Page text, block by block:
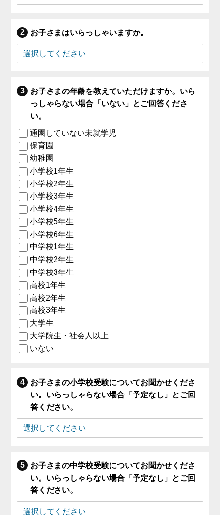
お子さまはいらっしゃいますか。
お子さまの年齢を教えていただけますか。いら
っしゃらない場合「いない」とご回答くださ
い。
通園していない未就学児
保育園
幼稚園
小学校1年生
小学校2年生
小学校3年生
小学校4年生
小学校5年生
小学校6年生
中学校1年生
中学校2年生
中学校3年生
高校1年生
高校2年生
高校3年生
大学生
大学院生・社会人以上
いない
お子さまの小学校受験についてお聞かせくださ
い。いらっしゃらない場合「予定なし」とご回
答ください。
お子さまの中学校受験についてお聞かせくださ
い。いらっしゃらない場合「予定なし」とご回
答ください。